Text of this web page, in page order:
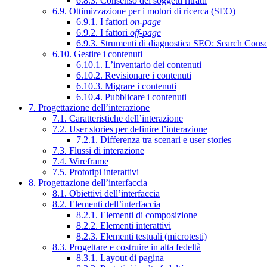
6.9. Ottimizzazione per i motori di ricerca (SEO)
6.9.1. I fattori on-page
6.9.2. I fattori off-page
6.9.3. Strumenti di diagnostica SEO: Search
6.10. Gestire i contenuti
6.10.1. L’inventario dei contenuti
6.10.2. Revisionare i contenuti
6.10.3. Migrare i contenuti
6.10.4. Pubblicare i contenuti
7. Progettazione dell’interazione
7.1. Caratteristiche dell’interazione
7.2. User stories per definire l’interazione
7.2.1. Differenza tra scenari e user stories
7.3. Flussi di interazione
7.4. Wireframe
7.5. Prototipi interattivi
8. Progettazione dell’interfaccia
8.1. Obiettivi dell’interfaccia
8.2. Elementi dell’interfaccia
8.2.1. Elementi di composizione
8.2.2. Elementi interattivi
8.2.3. Elementi testuali (microtesti)
8.3. Progettare e costruire in alta fedeltà
8.3.1. Layout di pagina